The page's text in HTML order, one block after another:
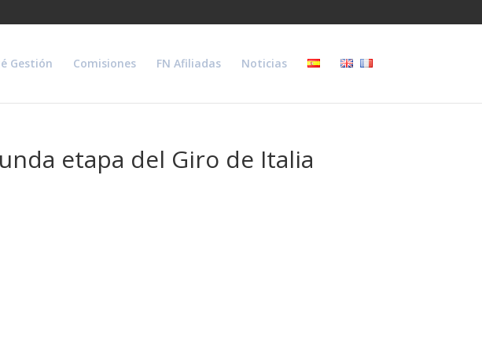
Gestión Comisiones FN Afiliadas Noticias
etapa del Giro de Italia